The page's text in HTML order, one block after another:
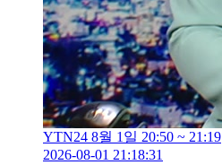
YTN24 8월 1일 20:50 ~ 21:19
2026-08-01 21:18:31